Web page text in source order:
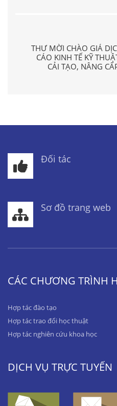
THƯ MỜI CHÀO GIÁ
CÁO KINH TẾ KỸ
CẢI TẠO, NÂNG
Đối tác
Sơ đồ trang web
CÁC CHƯƠNG TRÌNH
Hợp tác đào tạo
Hợp tác trao đổi học thuật
Hợp tác nghiên cứu khoa học
DỊCH VỤ TRỰC TUYẾN